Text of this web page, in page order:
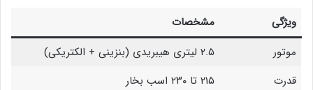
ویژگی
مشخصات
موتور
۲.۵ لیتری هیبریدی (بنزینی + الکتریکی)
قدرت
۲۱۵ تا ۲۳۰ اسب بخار